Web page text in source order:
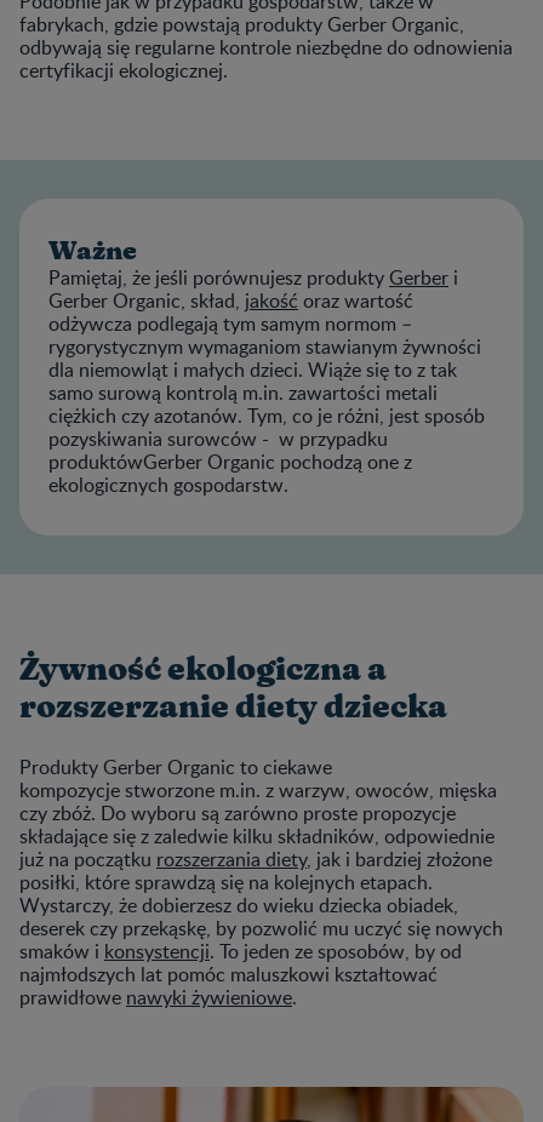
fabrykach, gdzie powstają produkty Gerber Organic,
odbywają się regularne kontrole niezbędne do odnowienia
certyfikacji ekologicznej.
Ważne
Pamiętaj, że jeśli porównujesz produktyGerber i
Gerber Organic, skład, jakość oraz wartość
odżywcza podlegają tym samym normom –
rygorystycznym wymaganiom stawianym żywności
dla niemowląt i małych dzieci. Wiąże się to z tak
samo surową kontrolą m.in. zawartości metali
ciężkich czy azotanów. Tym, co je różni, jest sposób
pozyskiwania surowców - w przypadku
produktówGerber Organic pochodzą one z
ekologicznych gospodarstw.
Żywność ekologiczna a
rozszerzanie diety dziecka
Produkty Gerber Organic to ciekawe
kompozycje stworzone m.in. z warzyw, owoców, mięska
czy zbóż. Do wyboru są zarówno proste propozycje
składające się z zaledwie kilku składników, odpowiednie
już na początku rozszerzania diety, jak i bardziej złożone
posiłki, które sprawdzą się na kolejnych etapach.
Wystarczy, że dobierzesz do wieku dziecka obiadek,
deserek czy przekąskę, by pozwolić mu uczyć się nowych
smaków i konsystencji. To jeden ze sposobów, by od
najmłodszych lat pomóc maluszkowi kształtować
prawidłowe nawyki żywieniowe.